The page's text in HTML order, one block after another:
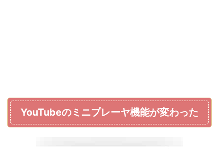
YouTubeのミニプレーヤ機能が変わった